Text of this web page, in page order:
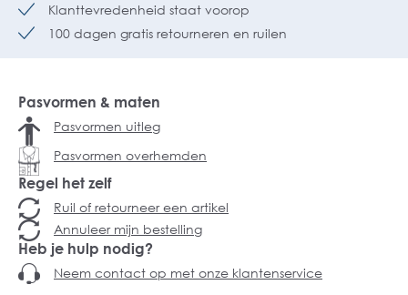
Klanttevredenheid staat voorop
100 dagen gratis retourneren en ruilen
Pasvormen & maten
Pasvormen uitleg
Pasvormen overhemden
Regel het zelf
Ruil of retourneer een artikel
Annuleer mijn bestelling
Heb je hulp nodig?
Neem contact op met onze klantenservice